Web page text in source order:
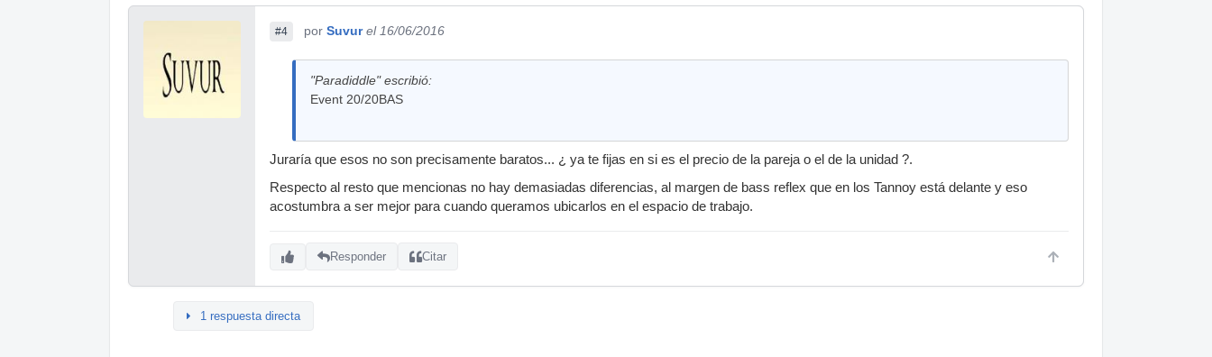
#4 por Suvur el 16/06/2016
"Paradiddle" escribió:
Event 20/20BAS
Juraría que esos no son precisamente baratos... ¿ ya te fijas en si es el precio de la pareja o el de la unidad ?.
Respecto al resto que mencionas no hay demasiadas diferencias, al margen de bass reflex que en los Tannoy está delante y eso
acostumbra a ser mejor para cuando queramos ubicarlos en el espacio de trabajo.
Responder Citar
1 respuesta directa